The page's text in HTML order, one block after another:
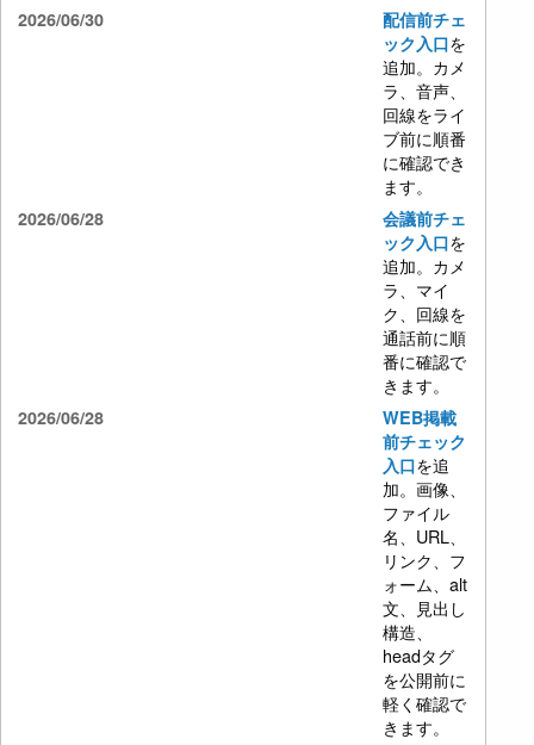
2026/06/30
配信前チェ
ック入口を
追加。カメ
ラ、音声、
回線をライ
ブ前に順番
に確認でき
ます。
2026/06/28
会議前チェ
ック入口を
追加。カメ
ラ、マイ
ク、回線を
通話前に順
番に確認で
きます。
2026/06/28
WEB掲載
前チェック
入口を追
加。画像、
ファイル
名、URL、
リンク、フ
ォーム、alt
文、見出し
構造、
headタグ
を公開前に
軽く確認で
きます。